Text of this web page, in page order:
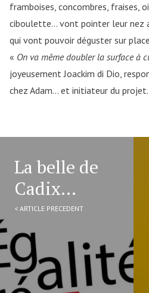
framboises, concombres, fraises,
ciboulette… vont pointer leur nez
qui vont pouvoir déguster sur
« On va même doubler la surface à
joyeusement Joackim di Dio,
chez Adam… et initiateur du projet.
La belle de
Cadix…
< ARTICLE PRECEDENT